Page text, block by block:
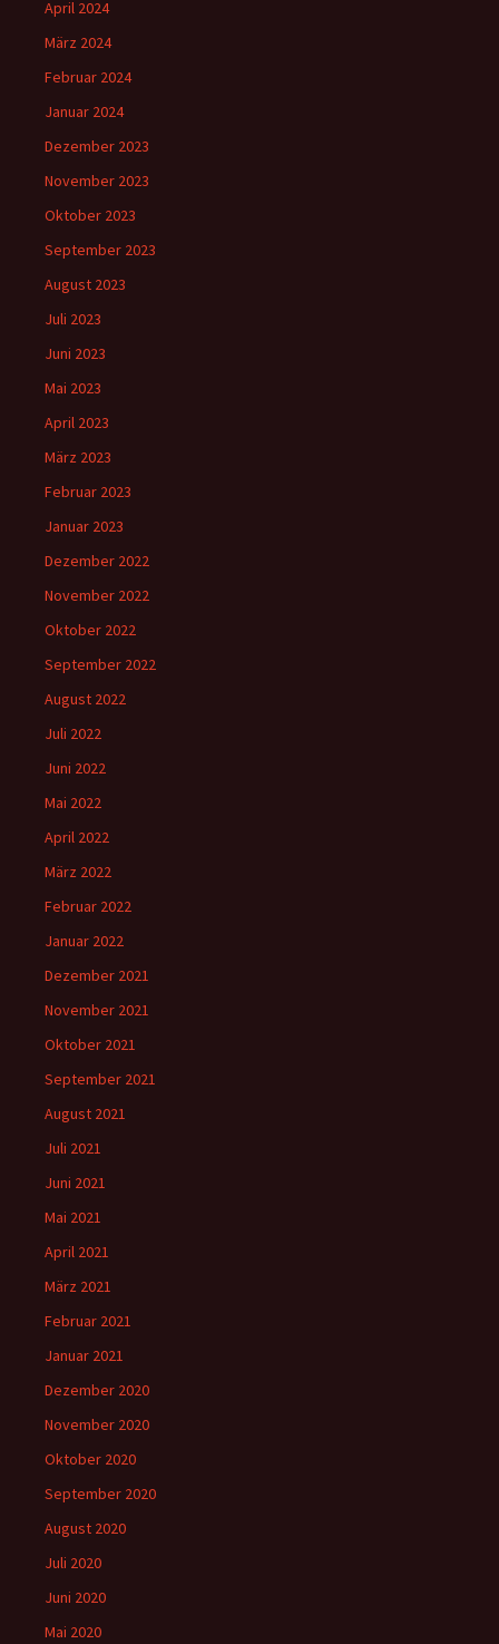
April 2024
März 2024
Februar 2024
Januar 2024
Dezember 2023
November 2023
Oktober 2023
September 2023
August 2023
Juli 2023
Juni 2023
Mai 2023
April 2023
März 2023
Februar 2023
Januar 2023
Dezember 2022
November 2022
Oktober 2022
September 2022
August 2022
Juli 2022
Juni 2022
Mai 2022
April 2022
März 2022
Februar 2022
Januar 2022
Dezember 2021
November 2021
Oktober 2021
September 2021
August 2021
Juli 2021
Juni 2021
Mai 2021
April 2021
März 2021
Februar 2021
Januar 2021
Dezember 2020
November 2020
Oktober 2020
September 2020
August 2020
Juli 2020
Juni 2020
Mai 2020